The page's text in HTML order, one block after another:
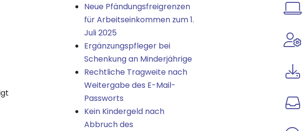
Neue Pfändungsfreigrenzen
für Arbeitseinkommen zum 1.
Juli 2025
Ergänzungspfleger bei
Schenkung an Minderjährige
Rechtliche Tragweite nach
Weitergabe des E-Mail-
Passworts
Kein Kindergeld nach
Abbruch des